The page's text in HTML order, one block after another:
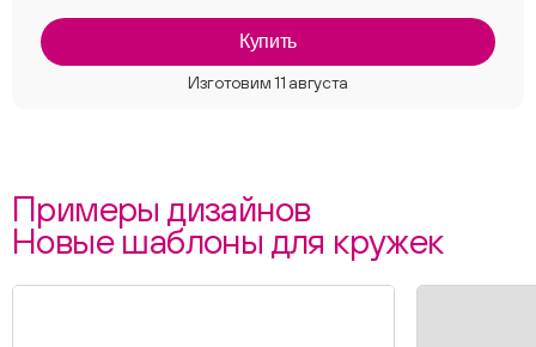
Купить
Примеры дизайнов
Новые шаблоны для кружек